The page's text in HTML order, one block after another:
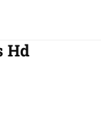
Hd